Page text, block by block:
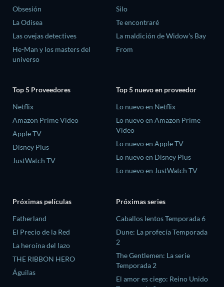
Obsesión
La Odisea
Las ovejas detectives
He-Man y los masters del
universo
Silo
Te encontraré
La maldición de Widow's Bay
From
Top 5 Proveedores
Netflix
Amazon Prime Video
Apple TV
Disney Plus
JustWatch TV
Top 5 nuevo en proveedor
Lo nuevo en Netflix
Lo nuevo en Amazon Prime
Video
Lo nuevo en Apple TV
Lo nuevo en Disney Plus
Lo nuevo en JustWatch TV
Próximas películas
Fatherland
El Precio de la Red
La heroína del lazo
THE RIBBON HERO
Águilas
Próximas series
Caballos lentos Temporada 6
Dune: La profecía Temporada
2
The Gentlemen: La serie
Temporada 2
El amor es ciego: Reino Unido